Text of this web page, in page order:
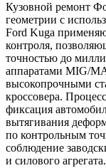
Кузовной ремонт
геометрии с
Ford Kuga
контроля,
точностью до
аппаратами MIG/
высокопрочными
кроссовера.
фиксация
вытягивания
по контрольным
соблюдение
и силового агрегата.